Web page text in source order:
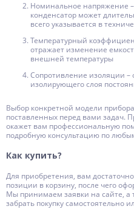
Номинальное напряжение –
конденсатор может
всего указывается в
Температурный
отражает изменение
внешней температуры
Сопротивление изоляции –
изолирующего слоя
Выбор конкретной модели
поставленных перед вами задач.
окажет вам профессиональную
подробную консультацию по
Как купить?
Для приобретения, вам
позиции в корзину, после чего
Мы принимаем заявки на сайте, а
забрать покупку самостоятельно